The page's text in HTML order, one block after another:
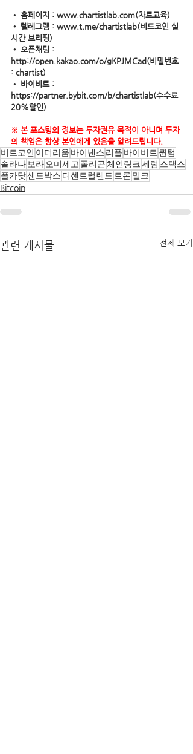
• 홈페이지 : www.chartistlab.com(차트교육)
• 텔레그램 : www.t.me/chartistlab(비트코인 실
시간 브리핑)
• 오픈채팅 :
http://open.kakao.com/o/gKPJMCad(비밀번호
: chartist)
• 바이비트 :
https://partner.bybit.com/b/chartistlab(수수료
20%할인)
※ 본 포스팅의 정보는 투자권유 목적이 아니며 투자
의 책임은 항상 본인에게 있음을 알려드립니다.
비트코인 이더리움 바이낸스 리플 바이비트 퀀텀
솔라나보라오미세고 폴리곤체인링크세럼 스택스
폴카닷샌드박스 디센트럴랜드 트론 밀크
Bitcoin
관련 게시물 전체 보기